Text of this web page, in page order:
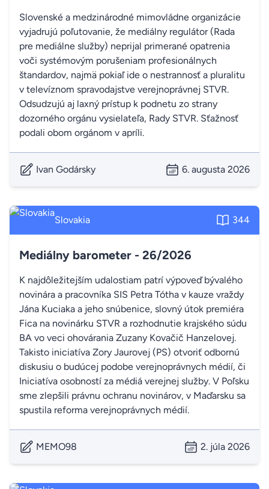
Slovenské a medzinárodné mimovládne organizácie
vyjadrujú poľutovanie, že mediálny regulátor (Rada
pre mediálne služby) neprijal primerané opatrenia
voči systémovým porušeniam profesionálnych
štandardov, najmä pokiaľ ide o nestrannosť a pluralitu
v televíznom spravodajstve verejnoprávnej STVR.
Odsudzujú aj laxný prístup k podnetu zo strany
dozorného orgánu vysielateľa, Rady STVR. Sťažnosť
podali obom orgánom v apríli.
Ivan Godársky 6. augusta 2026
Slovakia 344
Mediálny barometer - 26/2026
K najdôležitejším udalostiam patrí výpoveď bývalého
novinára a pracovníka SIS Petra Tótha v kauze vraždy
Jána Kuciaka a jeho snúbenice, slovný útok premiéra
Fica na novinárku STVR a rozhodnutie krajského súdu
BA vo veci ohovárania Zuzany Kovačič Hanzelovej.
Takisto iniciatíva Zory Jaurovej (PS) otvoriť odbornú
diskusiu o budúcej podobe verejnoprávnych médií, či
Iniciatíva osobností za médiá verejnej služby. V Poľsku
sme zlepšili právnu ochranu novinárov, v Maďarsku sa
spustila reforma verejnoprávnych médií.
MEMO98 2. júla 2026